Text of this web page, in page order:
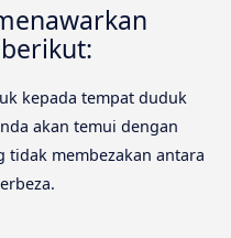
kepada tempat duduk
akan temui dengan
tidak membezakan antara